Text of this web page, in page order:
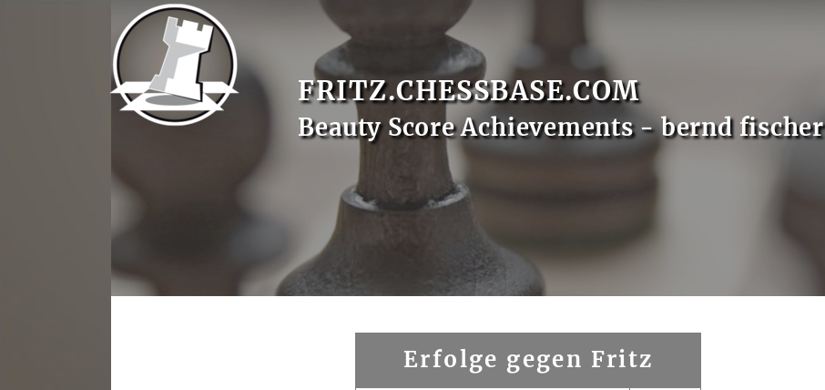
FRITZ.CHESSBASE.COM
Beauty Score Achievements - bernd fischer
Erfolge gegen Fritz